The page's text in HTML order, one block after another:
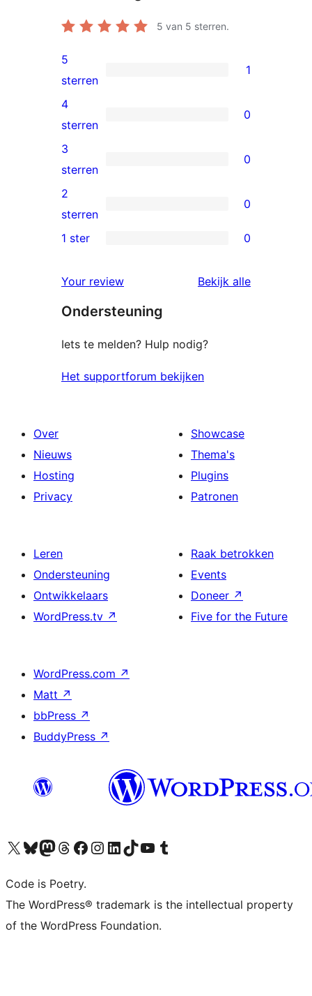
5 van 5 sterren.
1
5
ster
beoordeling
5
sterren
1
0
4
sterren
beoordeling
4
sterren
0
0
3
sterren
beoordeling
3
sterren
0
0
2
beoordeling
2
sterren
0
sterren
beoordeling
1 ster 0
Your review Bekijk alle
Ondersteuning
Iets te melden? Hulp nodig?
Het supportforum bekijken
Over
Nieuws
Hosting
Privacy
Showcase
Thema's
Plugins
Patronen
Leren
Ondersteuning
Ontwikkelaars
WordPress.tv ↗
Raak betrokken
Events
Doneer ↗
Five for the Future
WordPress.com ↗
Matt ↗
bbPress ↗
BuddyPress ↗
Bezoek ons X (voorheen Twitter) account
Bezoek onze Bluesky account
Bezoek ons Mastodon account
Bezoek onze Threads account
Onze Facebookpagina bezoeken
Bezoek onze Instagram account
Bezoek onze LinkedIn account
Bezoek onze TikTok account
Bezoek ons YouTube kanaalBezoek onze Tumblr account
Code is Poetry.
The WordPress® trademark is the intellectual property
of the WordPress Foundation.